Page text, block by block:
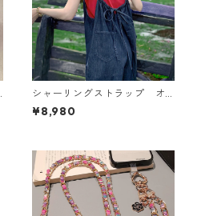
シャーリングストラップ オ
ーバーオール N CP021
¥8,980